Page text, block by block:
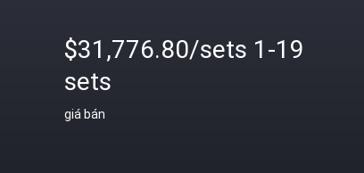
$31,776.80/sets 1-19
sets
giá bán